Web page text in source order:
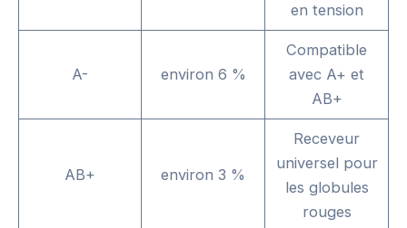
en tension
A- environ 6 %
Compatible
avec A+ et
AB+
AB+ environ 3 %
Receveur
universel pour
les globules
rouges